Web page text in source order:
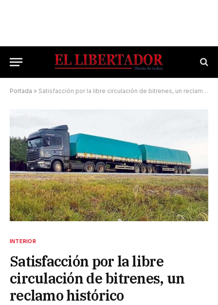
Portada » Satisfacción por la libre circulación de bitrenes, un reclamo histórico
INTERIOR
Satisfacción por la libre
circulación de bitrenes, un
reclamo histórico